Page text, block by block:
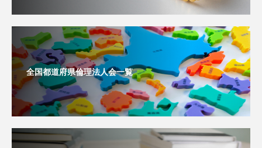
全国都道府県倫理法人会一覧